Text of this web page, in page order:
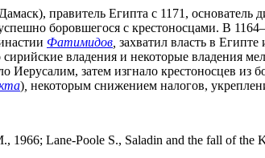
правитель Египта с 1171, основатель
боровшегося с крестоносцами. В
Фатимидов захватил власть в
владения и некоторые владения
Иерусалим, затем изгнало крестоносцев
) некоторым снижением налогов,
Lane-Poole S., Saladin and the fall of the